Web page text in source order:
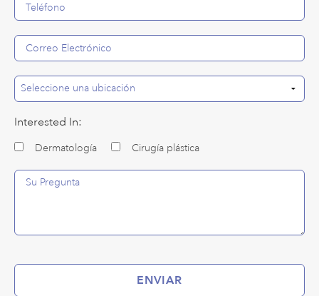
Interested In:
Dermatología Cirugía plástica
ENVIAR